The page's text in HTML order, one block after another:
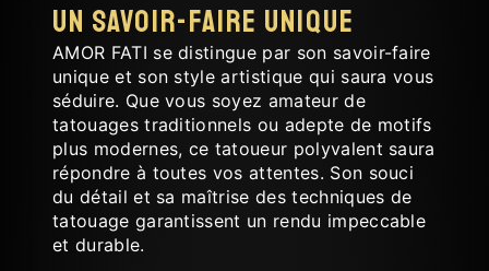
Un savoir-faire unique
AMOR FATI se distingue par son savoir-faire
unique et son style artistique qui saura vous
séduire. Que vous soyez amateur de
tatouages traditionnels ou adepte de motifs
plus modernes, ce tatoueur polyvalent saura
répondre à toutes vos attentes. Son souci
du détail et sa maîtrise des techniques de
tatouage garantissent un rendu impeccable
et durable.